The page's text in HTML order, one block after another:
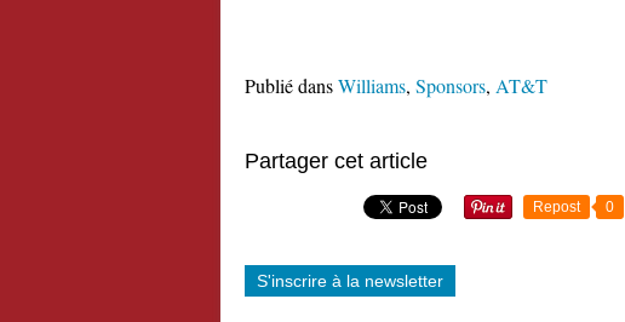
Publié dansWilliams, Sponsors, AT&T
Partager cet article
Repost 0
S'inscrire à la newsletter